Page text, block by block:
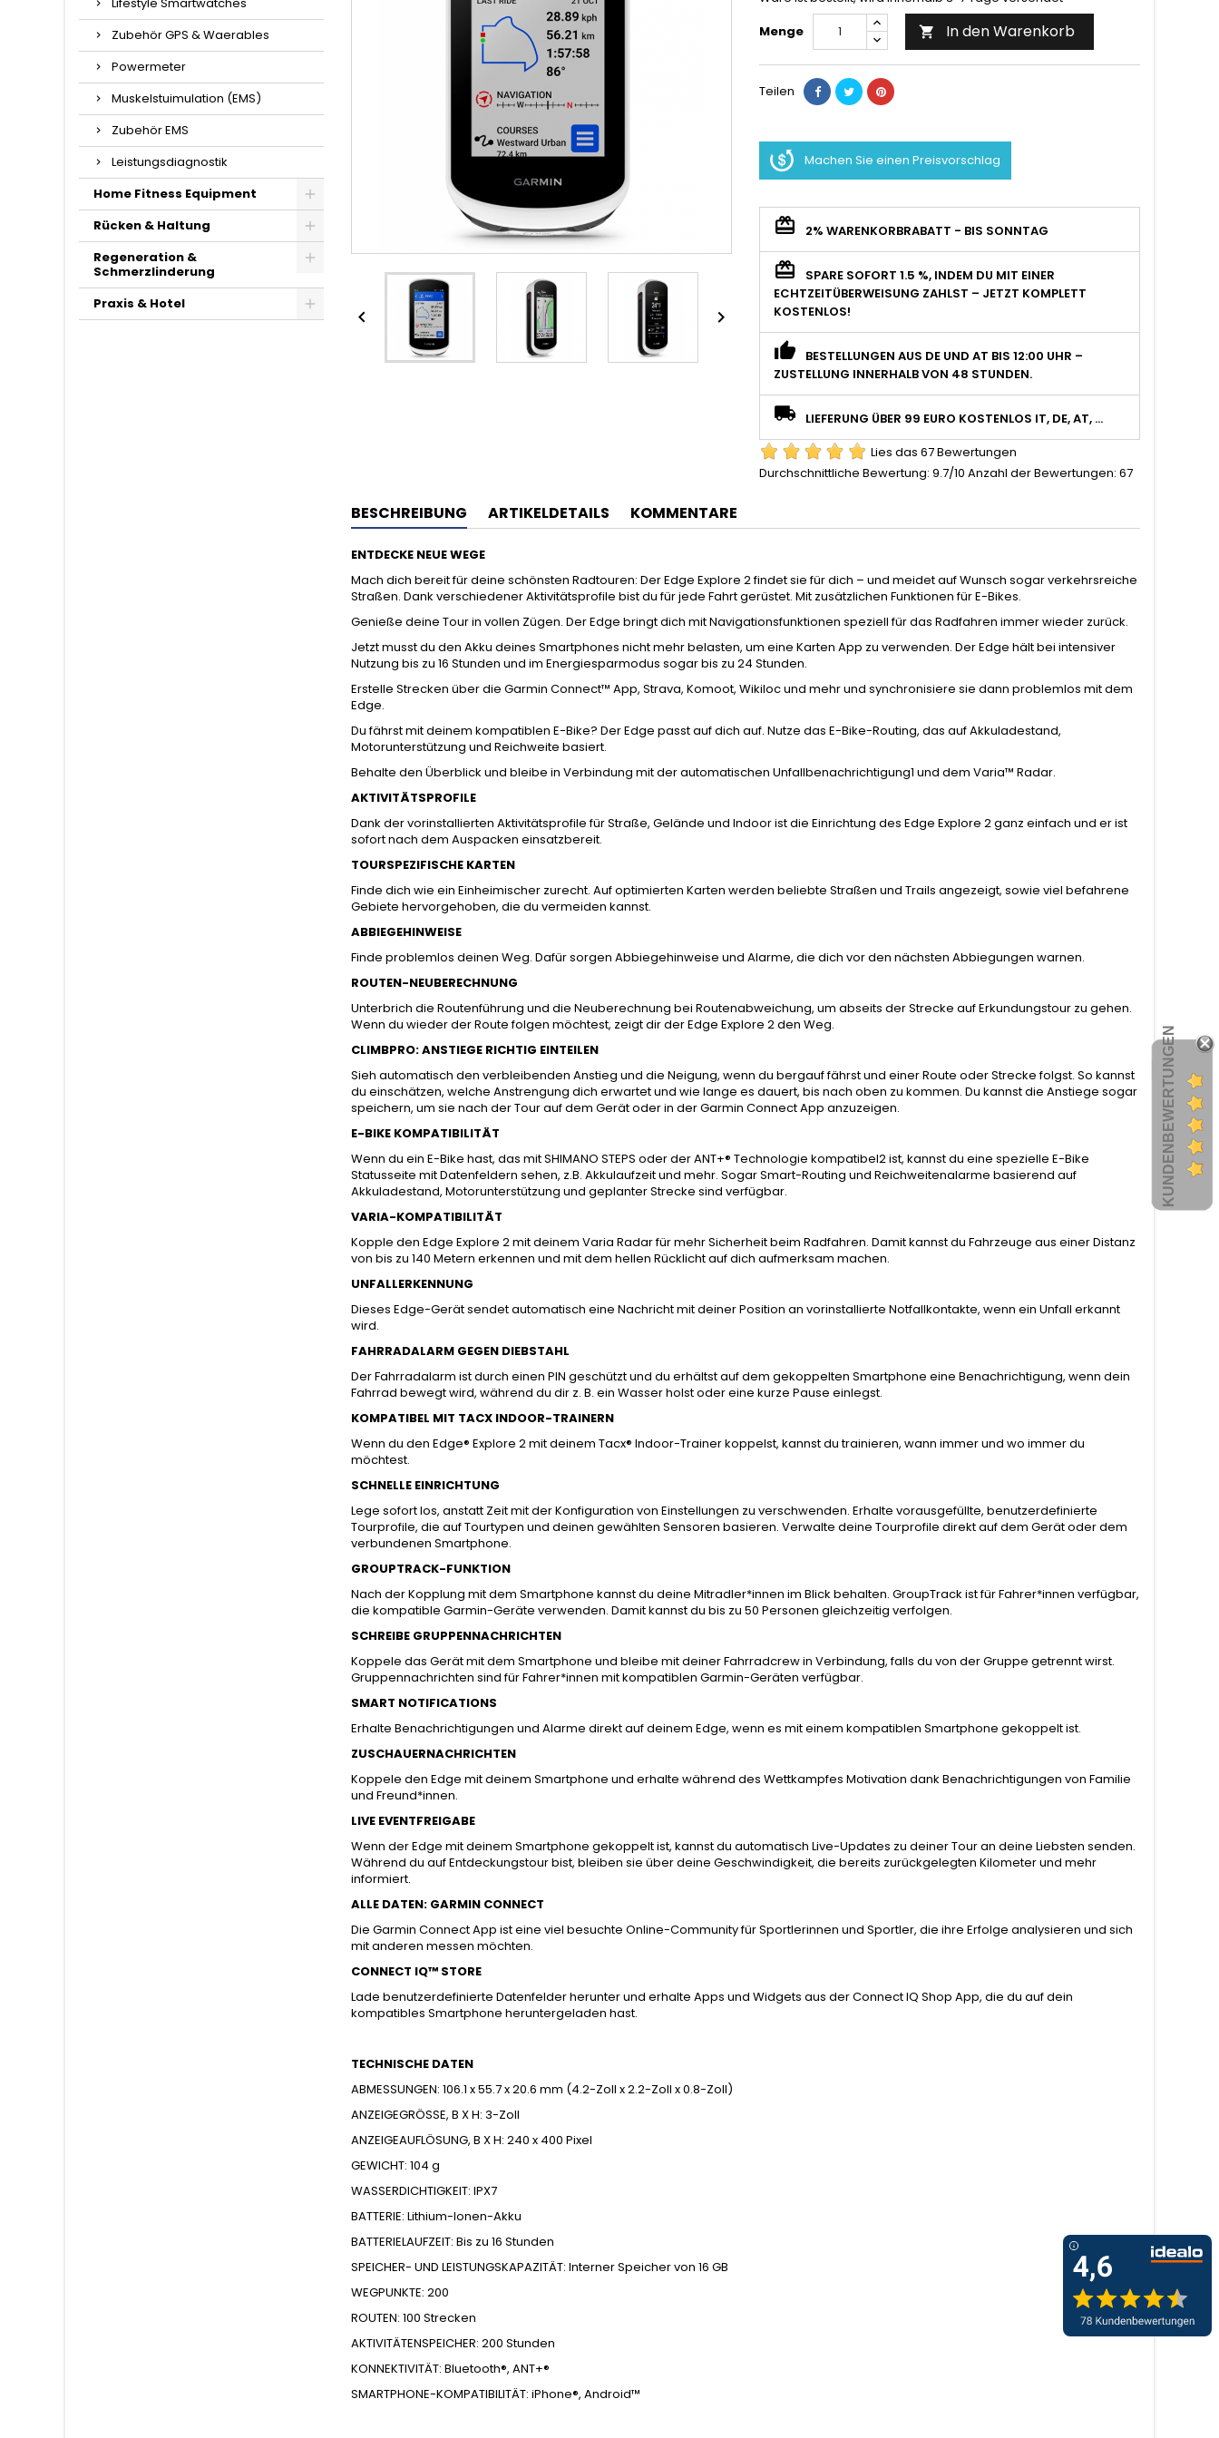
Zubehör GPS & Waerables
Powermeter
Muskelstuimulation (EMS)
Zubehör EMS
Leistungsdiagnostik
Home Fitness Equipment
Rücken & Haltung
Regeneration &
Schmerzlinderung
Praxis & Hotel
 
Menge
 In den Warenkorb
Teilen
Machen Sie einen Preisvorschlag
2% WARENKORBRABATT - BIS SONNTAG
SPARE SOFORT 1.5 %, INDEM DU MIT EINER
ECHTZEITÜBERWEISUNG ZAHLST – JETZT KOMPLETT
KOSTENLOS!
BESTELLUNGEN AUS DE UND AT BIS 12:00 UHR –
ZUSTELLUNG INNERHALB VON 48 STUNDEN.
LIEFERUNG ÜBER 99 EURO KOSTENLOS IT, DE, AT, ...
Lies das 67 Bewertungen
Durchschnittliche Bewertung: 9.7/10 Anzahl der Bewertungen: 67
BESCHREIBUNG ARTIKELDETAILS KOMMENTARE
ENTDECKE NEUE WEGE
Mach dich bereit für deine schönsten Radtouren: Der Edge Explore 2 findet sie für dich – und meidet auf Wunsch sogar verkehrsreiche
Straßen. Dank verschiedener Aktivitätsprofile bist du für jede Fahrt gerüstet. Mit zusätzlichen Funktionen für E-Bikes.
Genieße deine Tour in vollen Zügen. Der Edge bringt dich mit Navigationsfunktionen speziell für das Radfahren immer wieder zurück.
Jetzt musst du den Akku deines Smartphones nicht mehr belasten, um eine Karten App zu verwenden. Der Edge hält bei intensiver
Nutzung bis zu 16 Stunden und im Energiesparmodus sogar bis zu 24 Stunden.
Erstelle Strecken über die Garmin Connect™ App, Strava, Komoot, Wikiloc und mehr und synchronisiere sie dann problemlos mit dem
Edge.
Du fährst mit deinem kompatiblen E-Bike? Der Edge passt auf dich auf. Nutze das E-Bike-Routing, das auf Akkuladestand,
Motorunterstützung und Reichweite basiert.
Behalte den Überblick und bleibe in Verbindung mit der automatischen Unfallbenachrichtigung1 und dem Varia™ Radar.
AKTIVITÄTSPROFILE
Dank der vorinstallierten Aktivitätsprofile für Straße, Gelände und Indoor ist die Einrichtung des Edge Explore 2 ganz einfach und er ist
sofort nach dem Auspacken einsatzbereit.
TOURSPEZIFISCHE KARTEN
Finde dich wie ein Einheimischer zurecht. Auf optimierten Karten werden beliebte Straßen und Trails angezeigt, sowie viel befahrene
Gebiete hervorgehoben, die du vermeiden kannst.
ABBIEGEHINWEISE
Finde problemlos deinen Weg. Dafür sorgen Abbiegehinweise und Alarme, die dich vor den nächsten Abbiegungen warnen.
ROUTEN-NEUBERECHNUNG
Unterbrich die Routenführung und die Neuberechnung bei Routenabweichung, um abseits der Strecke auf Erkundungstour zu gehen.
Wenn du wieder der Route folgen möchtest, zeigt dir der Edge Explore 2 den Weg.
CLIMBPRO: ANSTIEGE RICHTIG EINTEILEN
Sieh automatisch den verbleibenden Anstieg und die Neigung, wenn du bergauf fährst und einer Route oder Strecke folgst. So kannst
du einschätzen, welche Anstrengung dich erwartet und wie lange es dauert, bis nach oben zu kommen. Du kannst die Anstiege sogar
speichern, um sie nach der Tour auf dem Gerät oder in der Garmin Connect App anzuzeigen.
E-BIKE KOMPATIBILITÄT
Wenn du ein E-Bike hast, das mit SHIMANO STEPS oder der ANT+® Technologie kompatibel2 ist, kannst du eine spezielle E-Bike
Statusseite mit Datenfeldern sehen, z.B. Akkulaufzeit und mehr. Sogar Smart-Routing und Reichweitenalarme basierend auf
Akkuladestand, Motorunterstützung und geplanter Strecke sind verfügbar.
VARIA-KOMPATIBILITÄT
Kopple den Edge Explore 2 mit deinem Varia Radar für mehr Sicherheit beim Radfahren. Damit kannst du Fahrzeuge aus einer Distanz
von bis zu 140 Metern erkennen und mit dem hellen Rücklicht auf dich aufmerksam machen.
UNFALLERKENNUNG
Dieses Edge-Gerät sendet automatisch eine Nachricht mit deiner Position an vorinstallierte Notfallkontakte, wenn ein Unfall erkannt
wird.
FAHRRADALARM GEGEN DIEBSTAHL
Der Fahrradalarm ist durch einen PIN geschützt und du erhältst auf dem gekoppelten Smartphone eine Benachrichtigung, wenn dein
Fahrrad bewegt wird, während du dir z. B. ein Wasser holst oder eine kurze Pause einlegst.
KOMPATIBEL MIT TACX INDOOR-TRAINERN
Wenn du den Edge® Explore 2 mit deinem Tacx® Indoor-Trainer koppelst, kannst du trainieren, wann immer und wo immer du
möchtest.
SCHNELLE EINRICHTUNG
Lege sofort los, anstatt Zeit mit der Konfiguration von Einstellungen zu verschwenden. Erhalte vorausgefüllte, benutzerdefinierte
Tourprofile, die auf Tourtypen und deinen gewählten Sensoren basieren. Verwalte deine Tourprofile direkt auf dem Gerät oder dem
verbundenen Smartphone.
GROUPTRACK-FUNKTION
Nach der Kopplung mit dem Smartphone kannst du deine Mitradler*innen im Blick behalten. GroupTrack ist für Fahrer*innen verfügbar,
die kompatible Garmin-Geräte verwenden. Damit kannst du bis zu 50 Personen gleichzeitig verfolgen.
SCHREIBE GRUPPENNACHRICHTEN
Koppele das Gerät mit dem Smartphone und bleibe mit deiner Fahrradcrew in Verbindung, falls du von der Gruppe getrennt wirst.
Gruppennachrichten sind für Fahrer*innen mit kompatiblen Garmin-Geräten verfügbar.
SMART NOTIFICATIONS
Erhalte Benachrichtigungen und Alarme direkt auf deinem Edge, wenn es mit einem kompatiblen Smartphone gekoppelt ist.
ZUSCHAUERNACHRICHTEN
Koppele den Edge mit deinem Smartphone und erhalte während des Wettkampfes Motivation dank Benachrichtigungen von Familie
und Freund*innen.
LIVE EVENTFREIGABE
Wenn der Edge mit deinem Smartphone gekoppelt ist, kannst du automatisch Live-Updates zu deiner Tour an deine Liebsten senden.
Während du auf Entdeckungstour bist, bleiben sie über deine Geschwindigkeit, die bereits zurückgelegten Kilometer und mehr
informiert.
ALLE DATEN: GARMIN CONNECT
Die Garmin Connect App ist eine viel besuchte Online-Community für Sportlerinnen und Sportler, die ihre Erfolge analysieren und sich
mit anderen messen möchten.
CONNECT IQ™ STORE
Lade benutzerdefinierte Datenfelder herunter und erhalte Apps und Widgets aus der Connect IQ Shop App, die du auf dein
kompatibles Smartphone heruntergeladen hast.
TECHNISCHE DATEN
ABMESSUNGEN: 106.1 x 55.7 x 20.6 mm (4.2-Zoll x 2.2-Zoll x 0.8-Zoll)
ANZEIGEGRÖSSE, B X H: 3-Zoll
ANZEIGEAUFLÖSUNG, B X H: 240 x 400 Pixel
GEWICHT: 104 g
WASSERDICHTIGKEIT: IPX7
BATTERIE: Lithium-Ionen-Akku
BATTERIELAUFZEIT: Bis zu 16 Stunden
SPEICHER- UND LEISTUNGSKAPAZITÄT: Interner Speicher von 16 GB
WEGPUNKTE: 200
ROUTEN: 100 Strecken
AKTIVITÄTENSPEICHER: 200 Stunden
KONNEKTIVITÄT: Bluetooth®, ANT+®
SMARTPHONE-KOMPATIBILITÄT: iPhone®, Android™
KUNDENBEWERTUNGEN